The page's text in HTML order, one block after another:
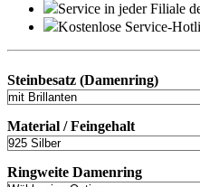
Service in jeder Filiale
Kostenlose Service-
Steinbesatz (Damenring)
Material / Feingehalt
Ringweite Damenring